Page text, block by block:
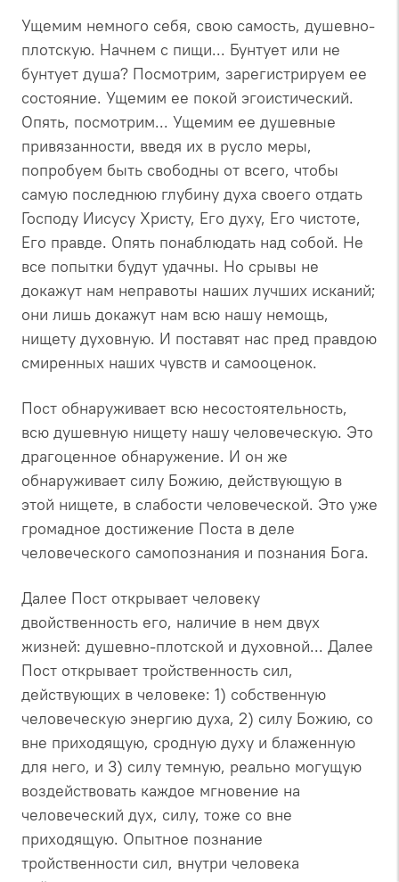
Ущемим немного себя, свою самость, душевно-
плотскую. Начнем с пищи... Бунтует или не
бунтует душа? Посмотрим, зарегистрируем ее
состояние. Ущемим ее покой эгоистический.
Опять, посмотрим... Ущемим ее душевные
привязанности, введя их в русло меры,
попробуем быть свободны от всего, чтобы
самую последнюю глубину духа своего отдать
Господу Иисусу Христу, Его духу, Его чистоте,
Его правде. Опять понаблюдать над собой. Не
все попытки будут удачны. Но срывы не
докажут нам неправоты наших лучших исканий;
они лишь докажут нам всю нашу немощь,
нищету духовную. И поставят нас пред правдою
смиренных наших чувств и самооценок.
Пост обнаруживает всю несостоятельность,
всю душевную нищету нашу человеческую. Это
драгоценное обнаружение. И он же
обнаруживает силу Божию, действующую в
этой нищете, в слабости человеческой. Это уже
громадное достижение Поста в деле
человеческого самопознания и познания Бога.
Далее Пост открывает человеку
двойственность его, наличие в нем двух
жизней: душевно-плотской и духовной... Далее
Пост открывает тройственность сил,
действующих в человеке: 1) собственную
человеческую энергию духа, 2) силу Божию, со
вне приходящую, сродную духу и блаженную
для него, и 3) силу темную, реально могущую
воздействовать каждое мгновение на
человеческий дух, силу, тоже со вне
приходящую. Опытное познание
тройственности сил, внутри человека